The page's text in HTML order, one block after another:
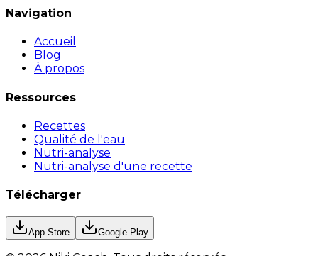
Navigation
Accueil
Blog
À propos
Ressources
Recettes
Qualité de l'eau
Nutri-analyse
Nutri-analyse d'une recette
Télécharger
App Store Google Play